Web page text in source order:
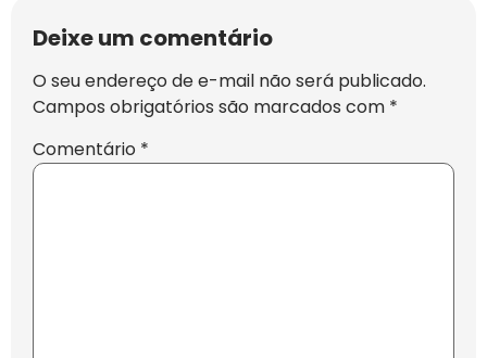
Deixe um comentário
O seu endereço de e-mail não será publicado.
Campos obrigatórios são marcados com *
Comentário *